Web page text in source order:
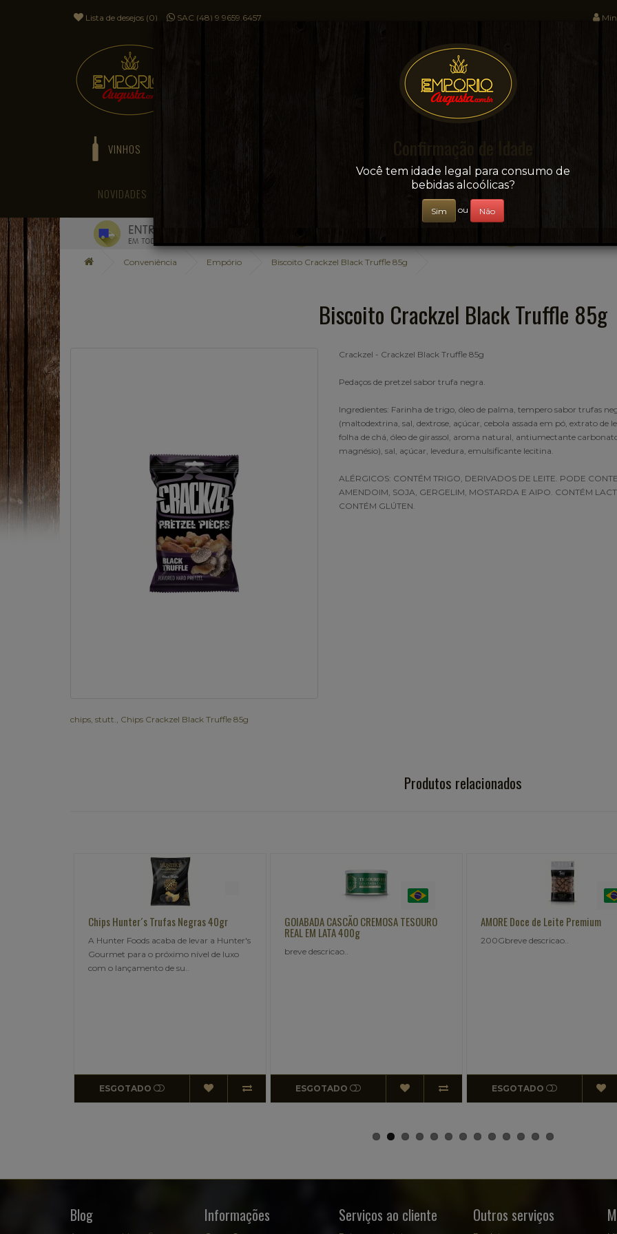
Lista de desejos (0) SAC (48) 9 9659.6457
Sua conveniência e adega on-line!
VINHOS + BEBIDAS
NOVIDADES
Conveniência Empório Biscoito Crackzel Black Truffle 85g
Biscoito Crackzel Black Truffle 85g
chips stutt. Chips Crackzel Black Truffle 85g
Crackzel - Crackzel Black Truffle 85g
Pedaços de pretzel sabor trufa negra.
Ingredientes: Farinha de trigo, óleo de palma, tempero sabor trufas
(maltodextrina, sal, dextrose, açúcar, cebola assada em pó, extrato de
folha de chá, óleo de girassol, aroma natural, antiumectante
magnésio), sal, açúcar, levedura, emulsificante lecitina.
ALÉRGICOS: CONTÉM TRIGO, DERIVADOS DE LEITE. PODE
AMENDOIM, SOJA, GERGELIM, MOSTARDA E AIPO. CONTÉM
CONTÉM GLÚTEN.
Produtos relacionados
GOIABADA CASCÃO CREMOSA TESOURO
REAL EM LATA 400g
breve descricao..
ESGOTADO
AMORE Doce de Leite Premium
200Gbreve descricao..
ESGOTADO
Chips Hunter´s com Sal Marinho
breve descricao..
COMPRAR
Blog Informações Serviços ao cliente Outros serviços
Confirmação de Idade
Você tem idade legal para consumo de
bebidas alcoólicas?
Sim ou Não